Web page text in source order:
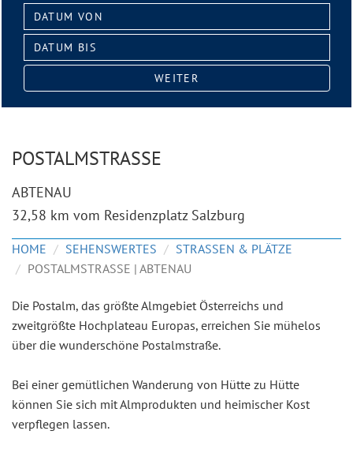
Datum
von:
Datum
bis:
WEITER
POSTALMSTRASSE
ABTENAU
32,58 km vom Residenzplatz Salzburg
HOME SEHENSWERTES
STRASSEN & PLÄTZE
POSTALMSTRASSE | ABTENAU
Die Postalm, das größte Almgebiet Österreichs und
zweitgrößte Hochplateau Europas, erreichen Sie mühelos
über die wunderschöne Postalmstraße.
Bei einer gemütlichen Wanderung von Hütte zu Hütte
können Sie sich mit Almprodukten und heimischer Kost
verpflegen lassen.